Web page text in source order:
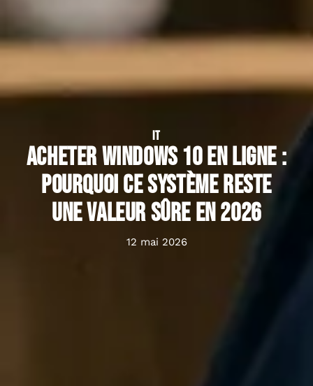
IT
Acheter Windows 10 en ligne :
pourquoi ce système reste
une valeur sûre en 2026
12 mai 2026